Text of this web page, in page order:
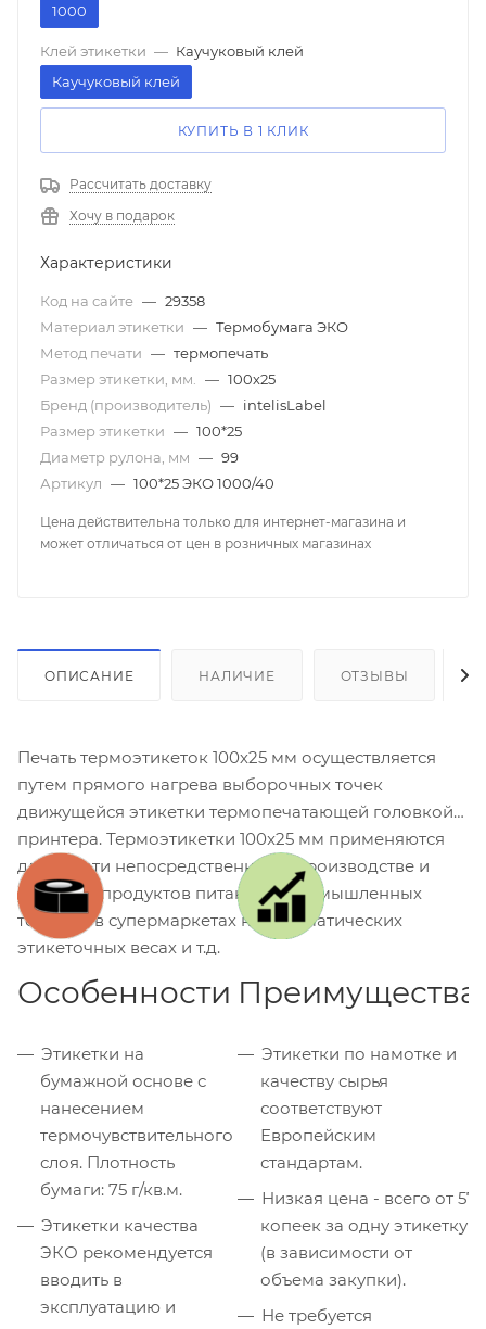
1000
Клей этикетки — Каучуковый клей
Каучуковый клей
КУПИТЬ В 1 КЛИК
Рассчитать доставку
Хочу в подарок
Характеристики
Код на сайте — 29358
Материал этикетки — Термобумага ЭКО
Метод печати — термопечать
Размер этикетки, мм.
— 100х25
Бренд (производитель) — intelisLabel
Размер этикетки — 100*25
Диаметр рулона, мм — 99
Артикул — 100*25 ЭКО 1000/40
Цена действительна только для интернет-магазина и
может отличаться от цен в розничных магазинах
ОПИСАНИЕ НАЛИЧИЕ ОТЗЫВЫ
Печать термоэтикеток 100х25 мм осуществляется
путем прямого нагрева выборочных точек
движущейся этикетки термопечатающей головкой
принтера. Термоэтикетки 100x25 мм применяются
для печати непосредственно на производстве и
упаковке продуктов питания и промышленных
товаров, в супермаркетах на автоматических
этикеточных весах и т.д.
Особенности
Этикетки на
бумажной основе с
нанесением
термочувствительного
слоя. Плотность
бумаги: 75 г/кв.м.
Этикетки качества
ЭКО рекомендуется
вводить в
эксплуатацию и
Преимущества
Этикетки по намотке и
качеству сырья
соответствуют
Европейским
стандартам.
Низкая цена - всего от 57
копеек за одну этикетку
(в зависимости от
объема закупки).
Не требуется